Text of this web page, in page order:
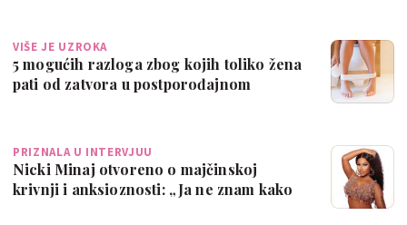
VIŠE JE UZROKA
5 mogućih razloga zbog kojih toliko žena
pati od zatvora u postporođajnom
PRIZNALA U INTERVJUU
Nicki Minaj otvoreno o majčinskoj
krivnji i anksioznosti: „Ja ne znam kako